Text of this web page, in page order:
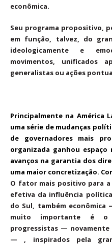
econômica.
Seu programa propositivo,
em função, talvez, do
ideologicamente e
movimentos, unificados
generalistas ou ações
Principalmente na América
uma série de mudanças
de governadores mais
organizada ganhou
avanços na garantia dos
uma maior concretização.
O fator mais positivo para
efetiva da influência
do Sul, também
muito importante é o
progressistas — novamente
— , inspirados pela